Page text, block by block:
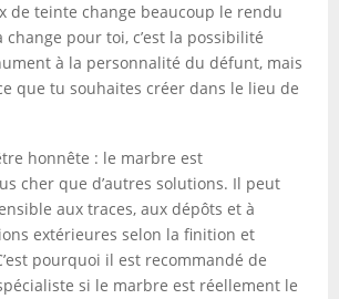
de teinte change beaucoup le rendu
change pour toi, c’est la possibilité
à la personnalité du défunt, mais
que tu souhaites créer dans le lieu de
honnête : le marbre est
cher que d’autres solutions. Il peut
aux traces, aux dépôts et à
extérieures selon la finition et
pourquoi il est recommandé de
si le marbre est réellement le